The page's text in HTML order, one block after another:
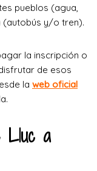
pueblos (agua,
(autobús y/o tren).
la inscripción o
de esos
la web oficial
Lluc a